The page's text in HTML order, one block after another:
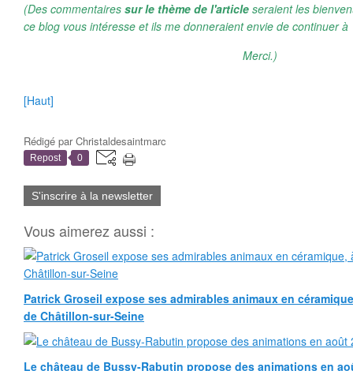
(Des commentaires sur le thème de l'article seraient les
ce blog vous intéresse et ils me donneraient envie de continuer
Merci.)
[Haut]
Rédigé parChristaldesaintmarc
Repost 0
S'inscrire à la newsletter
Vous aimerez aussi :
Patrick Groseil expose ses admirables animaux en
de Châtillon-sur-Seine
Le château de Bussy-Rabutin propose des animations en